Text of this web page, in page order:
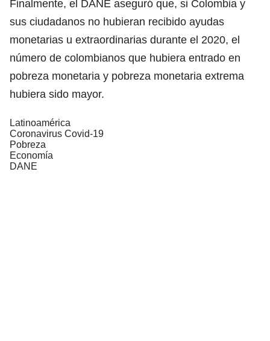
Finalmente, el DANE aseguró que, si Colombia y
sus ciudadanos no hubieran recibido ayudas
monetarias u extraordinarias durante el 2020, el
número de colombianos que hubiera entrado en
pobreza monetaria y pobreza monetaria extrema
hubiera sido mayor.
Latinoamérica
Coronavirus Covid-19
Pobreza
Economía
DANE